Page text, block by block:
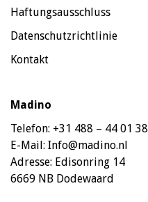
Haftungsausschluss
Datenschutzrichtlinie
Kontakt
Madino
Telefon: +31 488 – 44 01 38
E-Mail: Info@madino.nl
Adresse: Edisonring 14
6669 NB Dodewaard